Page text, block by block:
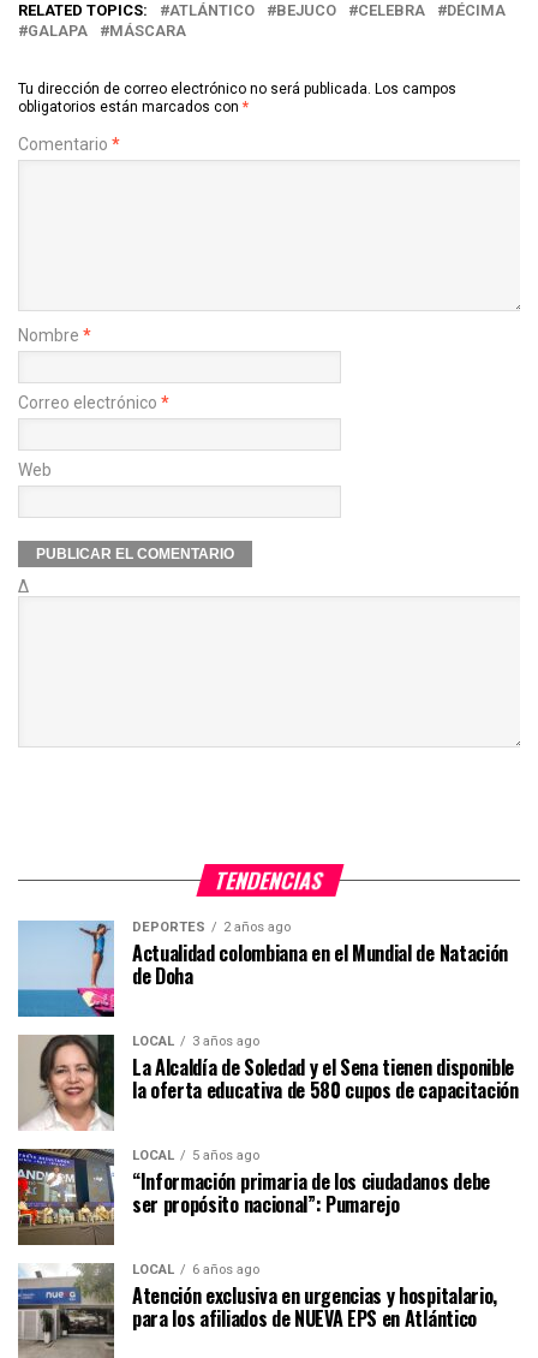
RELATED TOPICS: ATLÁNTICO BEJUCO CELEBRA
DÉCIMA
GALAPA
MÁSCARA
Tu dirección de correo electrónico no será publicada. Los campos
obligatorios están marcados con *
Comentario *
Nombre *
Correo electrónico *
Web
Δ
TENDENCIAS
DEPORTES 2 años ago
Actualidad colombiana en el Mundial de Natación
de Doha
LOCAL 3 años ago
La Alcaldía de Soledad y el Sena tienen disponible
la oferta educativa de 580 cupos de capacitación
LOCAL 5 años ago
“Información primaria de los ciudadanos debe
ser propósito nacional”: Pumarejo
LOCAL 6 años ago
Atención exclusiva en urgencias y hospitalario,
para los afiliados de NUEVA EPS en Atlántico